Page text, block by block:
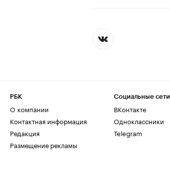
РБК
О компании
Контактная информация
Редакция
Размещение рекламы
Социальные сети
ВКонтакте
Одноклассники
Telegram